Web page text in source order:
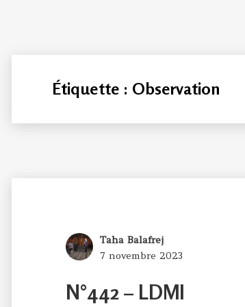
Étiquette : Observation
Author
Taha Balafrej
Posted
7 novembre 2023
N°442 – LDMI